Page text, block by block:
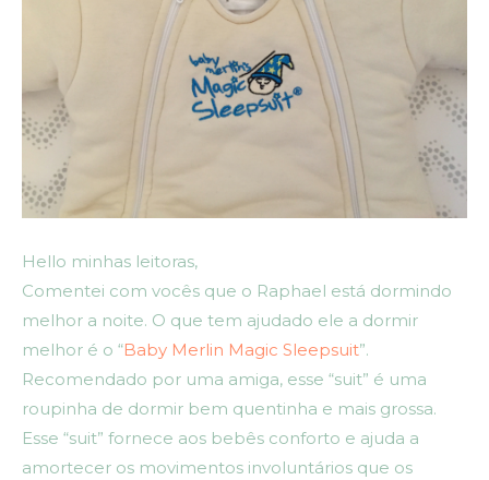
Hello minhas leitoras,
Comentei com vocês que o Raphael está dormindo
melhor a noite. O que tem ajudado ele a dormir
melhor é o “Baby Merlin Magic Sleepsuit”.
Recomendado por uma amiga, esse “suit” é uma
roupinha de dormir bem quentinha e mais grossa.
Esse “suit” fornece aos bebês conforto e ajuda a
amortecer os movimentos involuntários que os